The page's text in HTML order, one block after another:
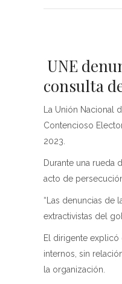
UNE
consulta
La Unión Nacional
Contencioso
2023.
Durante una rueda
acto de
“Las denuncias de
extractivistas del
El dirigente
internos, sin
la organización.